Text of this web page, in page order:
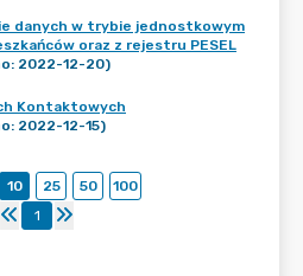
danych w trybie jednostkowym
oraz z rejestru PESEL
2022-12-20)
Kontaktowych
2022-12-15)
10 25 50
100
1